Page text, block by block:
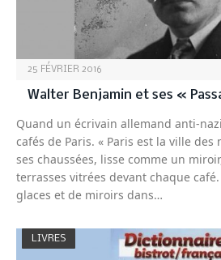
25 FÉVRIER 2016
Walter Benjamin et ses «
Quand un écrivain allemand anti-
cafés de Paris. « Paris est la ville des
ses chaussées, lisse comme un
terrasses vitrées devant chaque
glaces et de miroirs dans…
LIVRES